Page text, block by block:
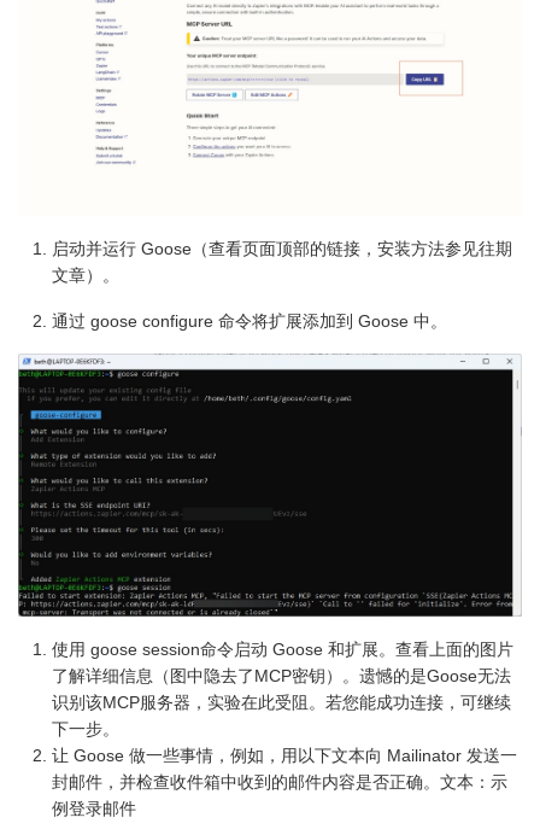
启动并运行 Goose（查看页面顶部的链接，安装方法参见往期
文章）。
通过 goose configure 命令将扩展添加到 Goose 中。
使用 goose session命令启动 Goose 和扩展。查看上面的图片
了解详细信息（图中隐去了MCP密钥）。遗憾的是Goose无法
识别该MCP服务器，实验在此受阻。若您能成功连接，可继续
下一步。
让 Goose 做一些事情，例如，用以下文本向 Mailinator 发送一
封邮件，并检查收件箱中收到的邮件内容是否正确。文本：示
例登录邮件